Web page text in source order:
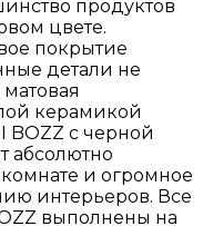
продуктов
цвете.
покрытие
детали не
керамикой
BOZZ с черной
абсолютно
и огромное
интерьеров. Все
выполнены на